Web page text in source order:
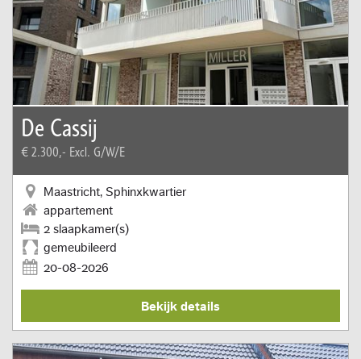
De Cassij
€ 2.300,- Excl. G/W/E
Maastricht, Sphinxkwartier
appartement
2 slaapkamer(s)
gemeubileerd
20-08-2026
Bekijk details